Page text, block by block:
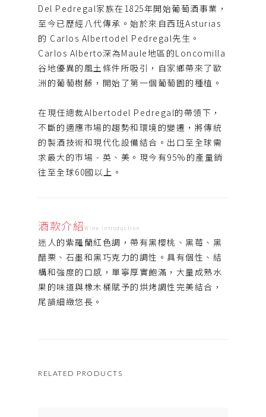
Del Pedregal家族在1825年開始葡萄酒事業，
至今已歷經八代傳承。始於來自西班Asturias
的 Carlos Albertodel Pedregal先生。
Carlos Alberto深為Maule地區的Loncomilla
谷地優異的風土條件所吸引，自家鄉帶來了歐
洲的葡萄樹藤，開始了第一個葡萄園的種植。
在現任總裁Albertodel Pedregal的帶領下，
不斷的適應市場的趨勢和環境的變遷，將傳統
的製酒技術和現代化設備結合。出口至全球需
求最大的市場 - 英、美。現今有95%的產量銷
往至全球60國以上。
酒款介紹Wine introduction
迷人的紫羅蘭紅色調，帶有黑櫻桃、黑莓、黑
醋栗、石墨和黑巧克力的調性。具有個性、結
構和強度的口感，單寧厚實飽滿，大量成熟水
果的味道與橡木桶賦予的烘烤調性完美結合，
尾韻細緻悠長。
RELATED PRODUCTS